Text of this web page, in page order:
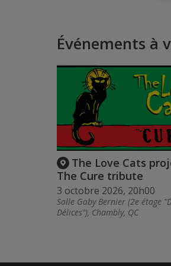
Événements à
The Love Cats
The Cure tribute
3 octobre 2026, 20h00
Salle Gaby Bernier (2e étage
Délices"), Chambly, QC